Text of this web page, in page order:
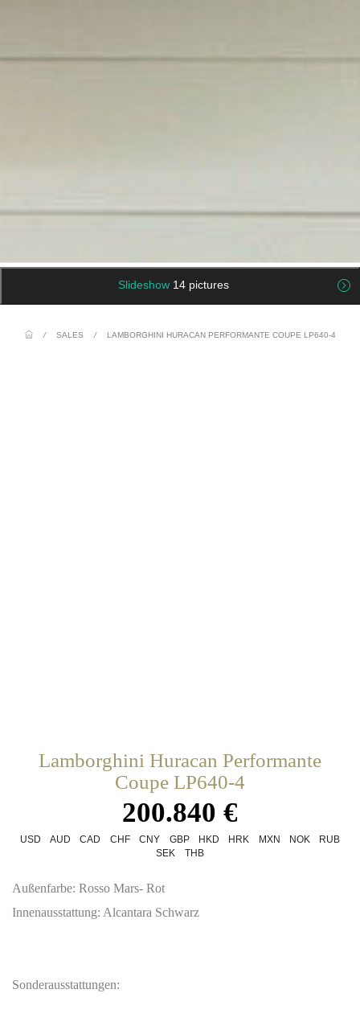
Slideshow 14 pictures
/ SALES / LAMBORGHINI HURACAN PERFORMANTE COUPE LP640-4
Lamborghini Huracan Performante
Coupe LP640-4
200.840 €
USD AUD CAD CHF CNY GBP HKD HRK MXN NOK
RUB
SEK
THB
Außenfarbe: Rosso Mars- Rot
Innenausstattung: Alcantara Schwarz
Sonderausstattungen: